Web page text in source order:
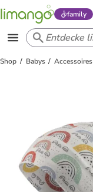
family
Shop Babys Accessoires